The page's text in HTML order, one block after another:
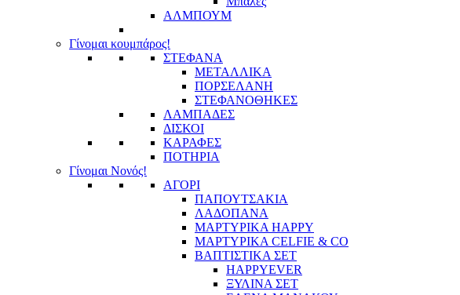
ΑΛΜΠΟΥΜ
Γίνομαι κουμπάρος!
ΣΤΕΦΑΝΑ
ΜΕΤΑΛΛΙΚΑ
ΠΟΡΣΕΛΑΝΗ
ΣΤΕΦΑΝΟΘΗΚΕΣ
ΛΑΜΠΑΔΕΣ
ΔΙΣΚΟΙ
ΚΑΡΑΦΕΣ
ΠΟΤΗΡΙΑ
Γίνομαι Νονός!
ΑΓΟΡΙ
ΠΑΠΟΥΤΣΑΚΙΑ
ΛΑΔΟΠΑΝΑ
ΜΑΡΤΥΡΙΚΑ HAPPY
ΜΑΡΤΥΡΙΚΑ CELFIE & CO
ΒΑΠΤΙΣΤΙΚΑ ΣΕΤ
HAPPYEVER
ΞΥΛΙΝΑ ΣΕΤ